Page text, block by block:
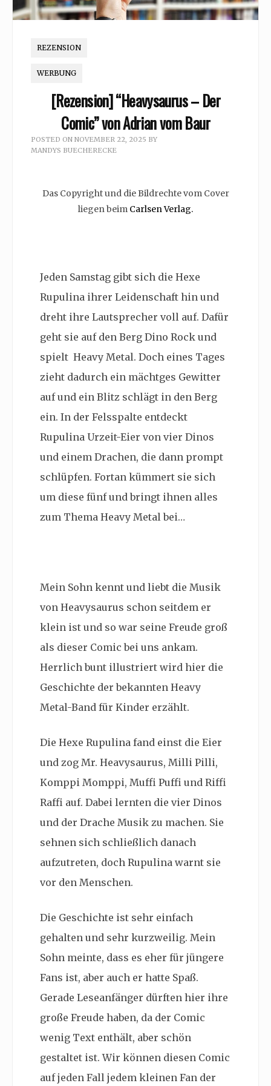
REZENSION
WERBUNG
[Rezension] “Heavysaurus – Der
Comic” von Adrian vom Baur
POSTED ON NOVEMBER 22, 2025 BY
MANDYS BUECHERECKE
Das Copyright und die Bildrechte vom Cover
liegen beim Carlsen Verlag.
Jeden Samstag gibt sich die Hexe
Rupulina ihrer Leidenschaft hin und
dreht ihre Lautsprecher voll auf. Dafür
geht sie auf den Berg Dino Rock und
spielt Heavy Metal. Doch eines Tages
zieht dadurch ein mächtges Gewitter
auf und ein Blitz schlägt in den Berg
ein. In der Felsspalte entdeckt
Rupulina Urzeit-Eier von vier Dinos
und einem Drachen, die dann prompt
schlüpfen. Fortan kümmert sie sich
um diese fünf und bringt ihnen alles
zum Thema Heavy Metal bei…
Mein Sohn kennt und liebt die Musik
von Heavysaurus schon seitdem er
klein ist und so war seine Freude groß
als dieser Comic bei uns ankam.
Herrlich bunt illustriert wird hier die
Geschichte der bekannten Heavy
Metal-Band für Kinder erzählt.
Die Hexe Rupulina fand einst die Eier
und zog Mr. Heavysaurus, Milli Pilli,
Komppi Momppi, Muffi Puffi und Riffi
Raffi auf. Dabei lernten die vier Dinos
und der Drache Musik zu machen. Sie
sehnen sich schließlich danach
aufzutreten, doch Rupulina warnt sie
vor den Menschen.
Die Geschichte ist sehr einfach
gehalten und sehr kurzweilig. Mein
Sohn meinte, dass es eher für jüngere
Fans ist, aber auch er hatte Spaß.
Gerade Leseanfänger dürften hier ihre
große Freude haben, da der Comic
wenig Text enthält, aber schön
gestaltet ist. Wir können diesen Comic
auf jeden Fall jedem kleinen Fan der